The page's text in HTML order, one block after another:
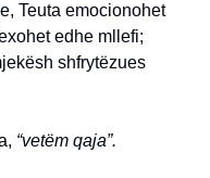
Teuta emocionohet
edhe mllefi;
shfrytëzues
“vetëm qaja”.